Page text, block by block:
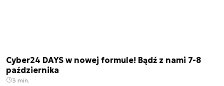
Cyber24 DAYS w nowej formule! Bądź z nami 7-8
października
3 min.